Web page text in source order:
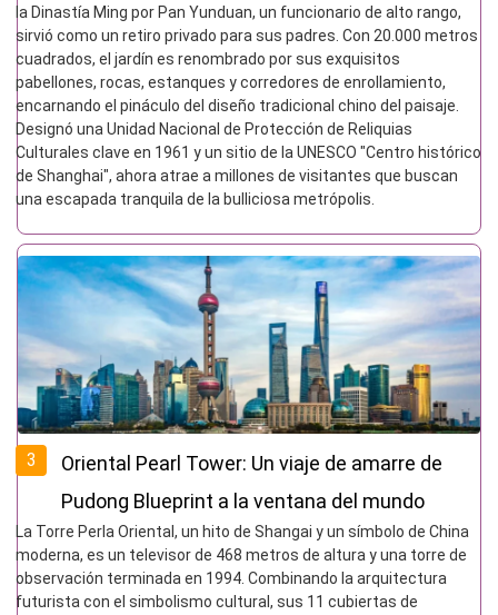
la Dinastía Ming por Pan Yunduan, un funcionario de alto rango,
sirvió como un retiro privado para sus padres. Con 20.000 metros
cuadrados, el jardín es renombrado por sus exquisitos
pabellones, rocas, estanques y corredores de enrollamiento,
encarnando el pináculo del diseño tradicional chino del paisaje.
Designó una Unidad Nacional de Protección de Reliquias
Culturales clave en 1961 y un sitio de la UNESCO "Centro histórico
de Shanghai", ahora atrae a millones de visitantes que buscan
una escapada tranquila de la bulliciosa metrópolis.
3
Oriental Pearl Tower: Un viaje de amarre de
Pudong Blueprint a la ventana del mundo
La Torre Perla Oriental, un hito de Shangai y un símbolo de China
moderna, es un televisor de 468 metros de altura y una torre de
observación terminada en 1994. Combinando la arquitectura
futurista con el simbolismo cultural, sus 11 cubiertas de